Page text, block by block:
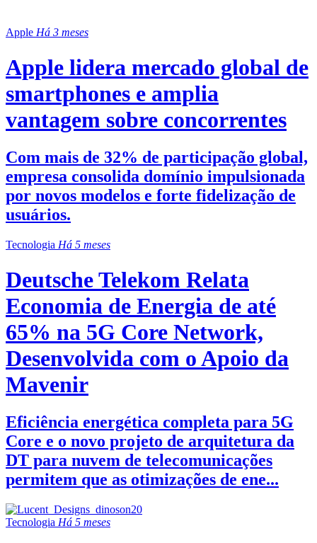
Apple Há 3 meses
Apple lidera mercado global de
smartphones e amplia
vantagem sobre concorrentes
Com mais de 32% de participação global,
empresa consolida domínio impulsionada
por novos modelos e forte fidelização de
usuários.
Tecnologia Há 5 meses
Deutsche Telekom Relata
Economia de Energia de até
65% na 5G Core Network,
Desenvolvida com o Apoio da
Mavenir
Eficiência energética completa para 5G
Core e o novo projeto de arquitetura da
DT para nuvem de telecomunicações
permitem que as otimizações de ene...
Tecnologia Há 5 meses